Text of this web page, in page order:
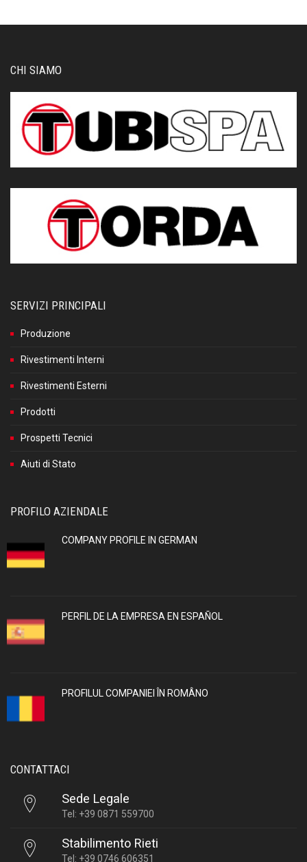
CHI SIAMO
SERVIZI PRINCIPALI
Produzione
Rivestimenti Interni
Rivestimenti Esterni
Prodotti
Prospetti Tecnici
Aiuti di Stato
PROFILO AZIENDALE
COMPANY PROFILE IN GERMAN
PERFIL DE LA EMPRESA EN ESPAÑOL
PROFILUL COMPANIEI ÎN ROMÂNO
CONTATTACI
Sede Legale
Tel: +39 0871 559700
Stabilimento Rieti
Tel: +39 0746 606351